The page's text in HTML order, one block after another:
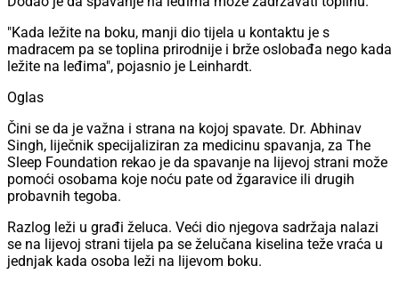
"Kada ležite na boku, manji dio tijela u kontaktu je s
madracem pa se toplina prirodnije i brže oslobađa nego kada
ležite na leđima", pojasnio je Leinhardt.
Oglas
Čini se da je važna i strana na kojoj spavate. Dr. Abhinav
Singh, liječnik specijaliziran za medicinu spavanja, za The
Sleep Foundation rekao je da spavanje na lijevoj strani može
pomoći osobama koje noću pate od žgaravice ili drugih
probavnih tegoba.
Razlog leži u građi želuca. Veći dio njegova sadržaja nalazi
se na lijevoj strani tijela pa se želučana kiselina teže vraća u
jednjak kada osoba leži na lijevom boku.